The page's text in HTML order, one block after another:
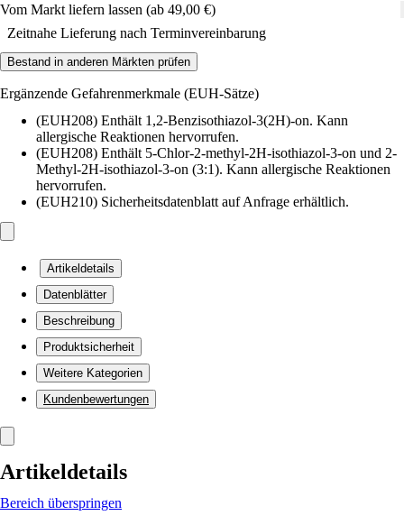
Vom Markt liefern lassen (ab 49,00 €)
Zeitnahe Lieferung nach Terminvereinbarung
Bestand in anderen Märkten prüfen
Ergänzende Gefahrenmerkmale (EUH-Sätze)
(EUH208) Enthält 1,2-Benzisothiazol-3(2H)-on. Kann
allergische Reaktionen hervorrufen.
(EUH208) Enthält 5-Chlor-2-methyl-2H-isothiazol-3-on und 2-
Methyl-2H-isothiazol-3-on (3:1). Kann allergische Reaktionen
hervorrufen.
(EUH210) Sicherheitsdatenblatt auf Anfrage erhältlich.
Artikeldetails
Datenblätter
Beschreibung
Produktsicherheit
Weitere Kategorien
Kundenbewertungen
Artikeldetails
Bereich überspringen